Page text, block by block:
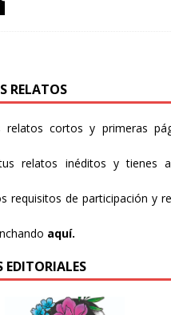
RELATOS
relatos cortos y primeras
relatos inéditos y tienes
requisitos de participación y
aquí.